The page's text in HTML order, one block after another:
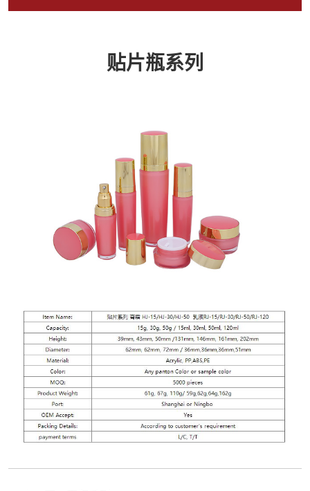
贴片瓶系列